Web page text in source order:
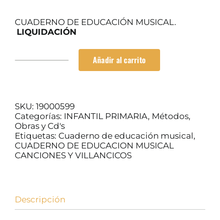
CUADERNO DE EDUCACIÓN MUSICAL.
LIQUIDACIÓN
cantidad
Añadir al carrito
SKU: 19000599
Categorías: INFANTIL PRIMARIA, Métodos,
Obras y Cd's
Etiquetas: Cuaderno de educación musical,
CUADERNO DE EDUCACION MUSICAL
CANCIONES Y VILLANCICOS
Descripción